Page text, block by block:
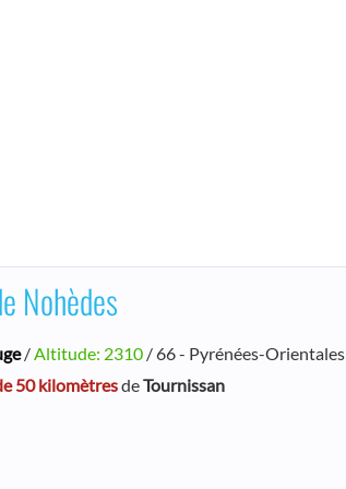
Nohèdes
/Altitude: 2310 / 66 - Pyrénées-Orientales
50 kilomètresdeTournissan